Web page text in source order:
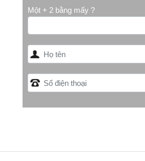
Một + 2 bằng mấy ?